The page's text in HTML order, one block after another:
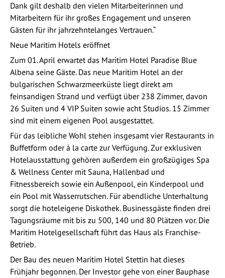
Dank gilt deshalb den vielen Mitarbeiterinnen und
Mitarbeitern für ihr großes Engagement und unseren
Gästen für ihr jahrzehntelanges Vertrauen.“
Neue Maritim Hotels eröffnet
Zum 01. April erwartet das Maritim Hotel Paradise Blue
Albena seine Gäste. Das neue Maritim Hotel an der
bulgarischen Schwarzmeerküste liegt direkt am
feinsandigen Strand und verfügt über 238 Zimmer, davon
26 Suiten und 4 VIP Suiten sowie acht Studios. 15 Zimmer
sind mit einem eigenen Pool ausgestattet.
Für das leibliche Wohl stehen insgesamt vier Restaurants in
Buffetform oder à la carte zur Verfügung. Zur exklusiven
Hotelausstattung gehören außerdem ein großzügiges Spa
& Wellness Center mit Sauna, Hallenbad und
Fitnessbereich sowie ein Außenpool, ein Kinderpool und
ein Pool mit Wasserrutschen. Für abendliche Unterhaltung
sorgt die hoteleigene Diskothek. Businessgäste finden drei
Tagungsräume mit bis zu 500, 140 und 80 Plätzen vor. Die
Maritim Hotelgesellschaft führt das Haus als Franchise-
Betrieb.
Der Bau des neuen Maritim Hotel Stettin hat dieses
Frühjahr begonnen. Der Investor gehe von einer Bauphase